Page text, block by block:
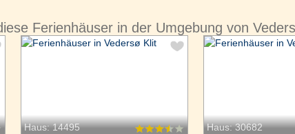
Ferienhäuser in der Umgebung von
Haus: 14495 Haus: 30682